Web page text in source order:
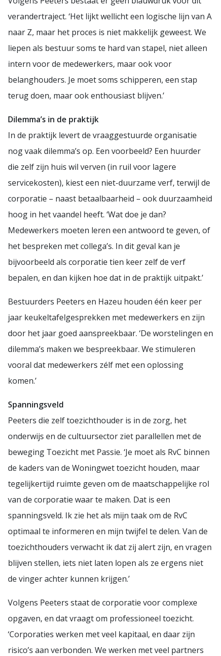
verandertraject. ‘Het lijkt wellicht een logische lijn van A
naar Z, maar het proces is niet makkelijk geweest. We
liepen als bestuur soms te hard van stapel, niet alleen
intern voor de medewerkers, maar ook voor
belanghouders. Je moet soms schipperen, een stap
terug doen, maar ook enthousiast blijven.’
Dilemma’s in de praktijk
In de praktijk levert de vraaggestuurde organisatie
nog vaak dilemma’s op. Een voorbeeld? Een huurder
die zelf zijn huis wil verven (in ruil voor lagere
servicekosten), kiest een niet-duurzame verf, terwijl de
corporatie – naast betaalbaarheid – ook duurzaamheid
hoog in het vaandel heeft. ‘Wat doe je dan?
Medewerkers moeten leren een antwoord te geven, of
het bespreken met collega’s. In dit geval kan je
bijvoorbeeld als corporatie tien keer zelf de verf
bepalen, en dan kijken hoe dat in de praktijk uitpakt.’
Bestuurders Peeters en Hazeu houden één keer per
jaar keukeltafelgesprekken met medewerkers en zijn
door het jaar goed aanspreekbaar. ‘De worstelingen en
dilemma’s maken we bespreekbaar. We stimuleren
vooral dat medewerkers zélf met een oplossing
komen.’
Spanningsveld
Peeters die zelf toezichthouder is in de zorg, het
onderwijs en de cultuursector ziet parallellen met de
beweging Toezicht met Passie. ‘Je moet als RvC binnen
de kaders van de Woningwet toezicht houden, maar
tegelijkertijd ruimte geven om de maatschappelijke rol
van de corporatie waar te maken. Dat is een
spanningsveld. Ik zie het als mijn taak om de RvC
optimaal te informeren en mijn twijfel te delen. Van de
toezichthouders verwacht ik dat zij alert zijn, en vragen
blijven stellen, iets niet laten lopen als ze ergens niet
de vinger achter kunnen krijgen.’
Volgens Peeters staat de corporatie voor complexe
opgaven, en dat vraagt om professioneel toezicht.
‘Corporaties werken met veel kapitaal, en daar zijn
risico’s aan verbonden. We werken met veel partners